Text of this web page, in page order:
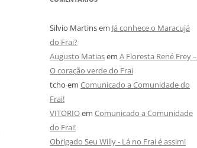
Silvio Martinsem Já conhece o Maracujá
do Frai?
Augusto Matiasem A Floresta René Frey –
O coração verde do Frai
tcho em Comunicado a Comunidade do
Frai!
VITORIOem Comunicado a Comunidade
do Frai!
Obrigado Seu Willy - Lá no Frai é assim!